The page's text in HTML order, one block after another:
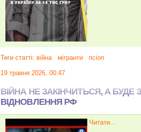
Теги статті: війна мігранти псіоп
19 травня 2026, 00:47
ВІЙНА НЕ ЗАКІНЧИТЬСЯ, А
ВІДНОВЛЕННЯ РФ
Читати...